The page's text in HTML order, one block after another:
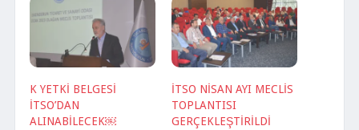
K YETKİ BELGESİ
İTSO’DAN
ALINABİLECEK￼
İTSO NİSAN AYI MECLİS
TOPLANTISI
GERÇEKLEŞTİRİLDİ